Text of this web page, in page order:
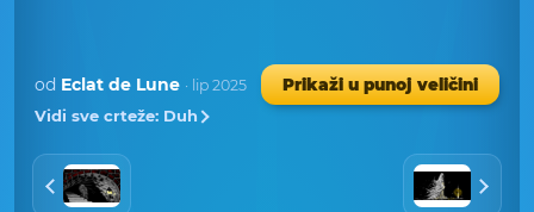
od Eclat de Lune · lip 2025
Prikaži u punoj veličini
Vidi sve crteže: Duh